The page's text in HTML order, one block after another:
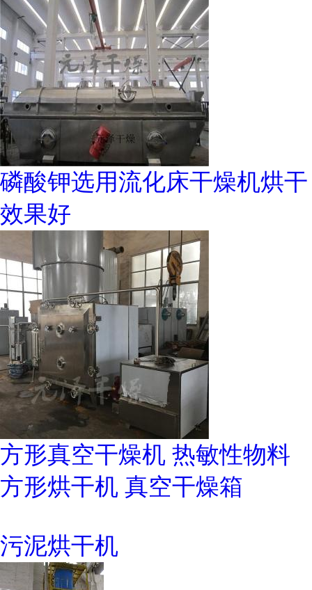
磷酸钾选用流化床干燥机烘干
效果好
方形真空干燥机 热敏性物料
方形烘干机 真空干燥箱
污泥烘干机